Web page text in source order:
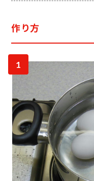
作り方
1